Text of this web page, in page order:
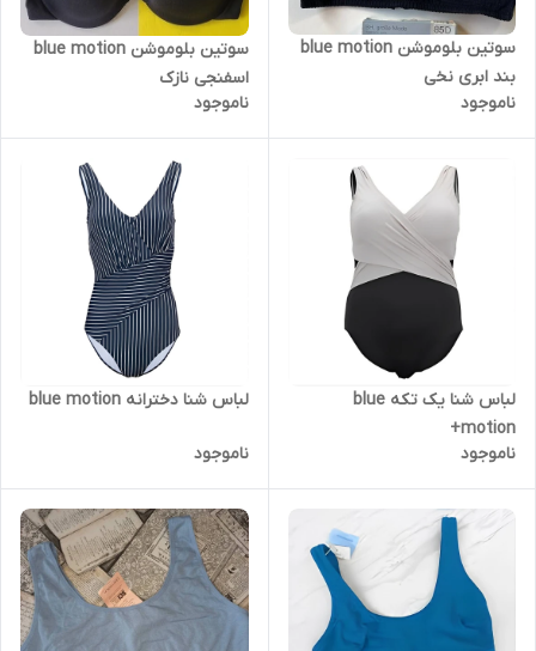
سوتین بلوموشن blue motion
بند ابری نخی
ناموجود
سوتین بلوموشن blue motion
اسفنجی نازک
ناموجود
لباس شنا یک تکه blue
motion+
ناموجود
لباس شنا دخترانه blue motion
ناموجود